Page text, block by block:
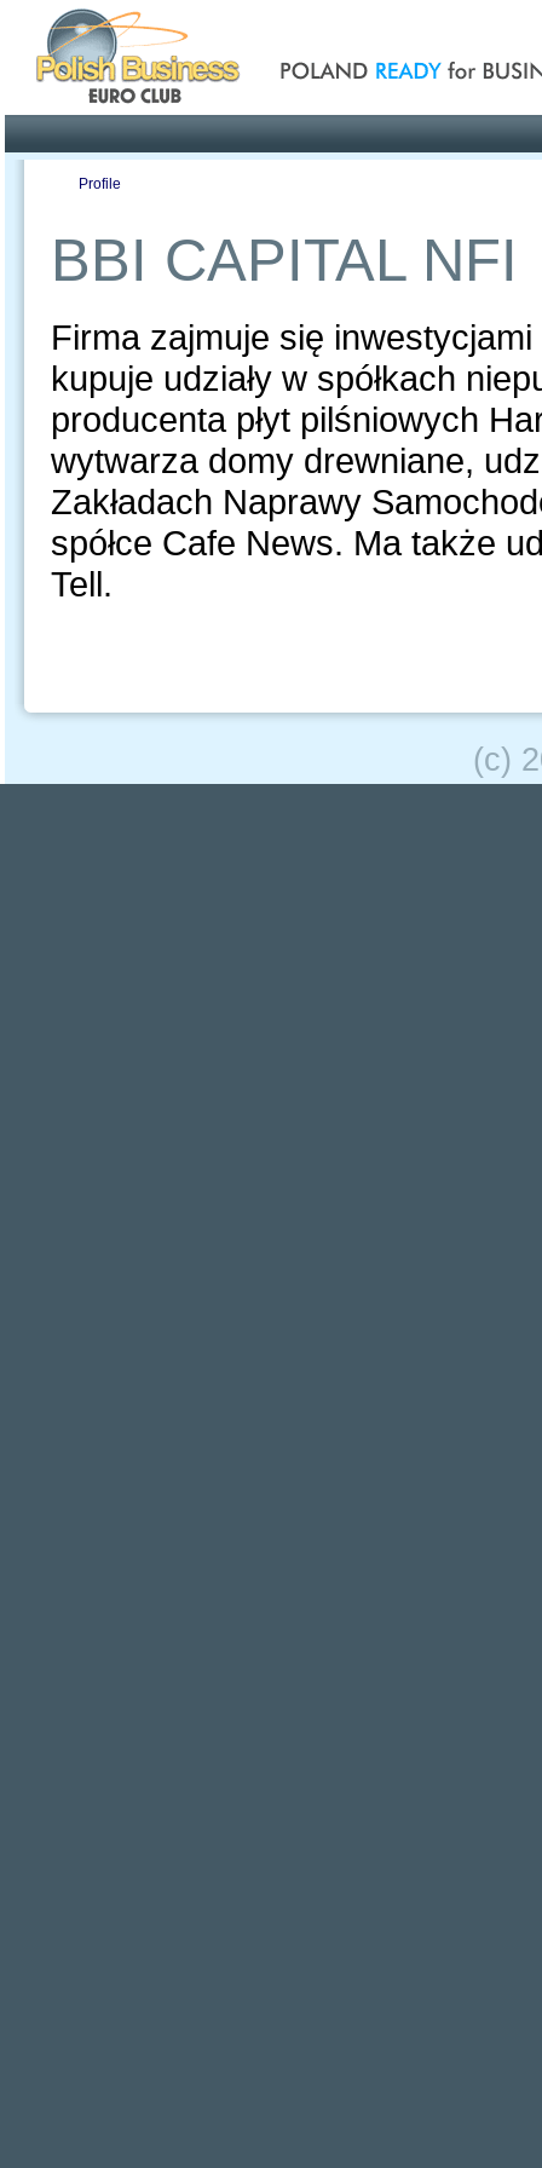
Profile
BBI CAPITAL NFI
Firma zajmuje się
kupuje udziały w spółkach
producenta płyt pilśniowych
wytwarza domy drewniane,
Zakładach Naprawy
spółce Cafe News. Ma także
Tell.
(c)